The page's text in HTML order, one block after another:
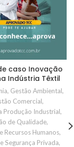
caso Inovação
Indústria Têxtil
, Gestão Ambiental,
Comercial,
Produção Industrial,
de Qualidade,
Recursos Humanos,
Segurança Privada,